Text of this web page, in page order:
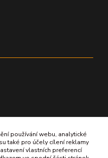
používání webu, analytické
také pro účely cílení reklamy
vlastních preferencí